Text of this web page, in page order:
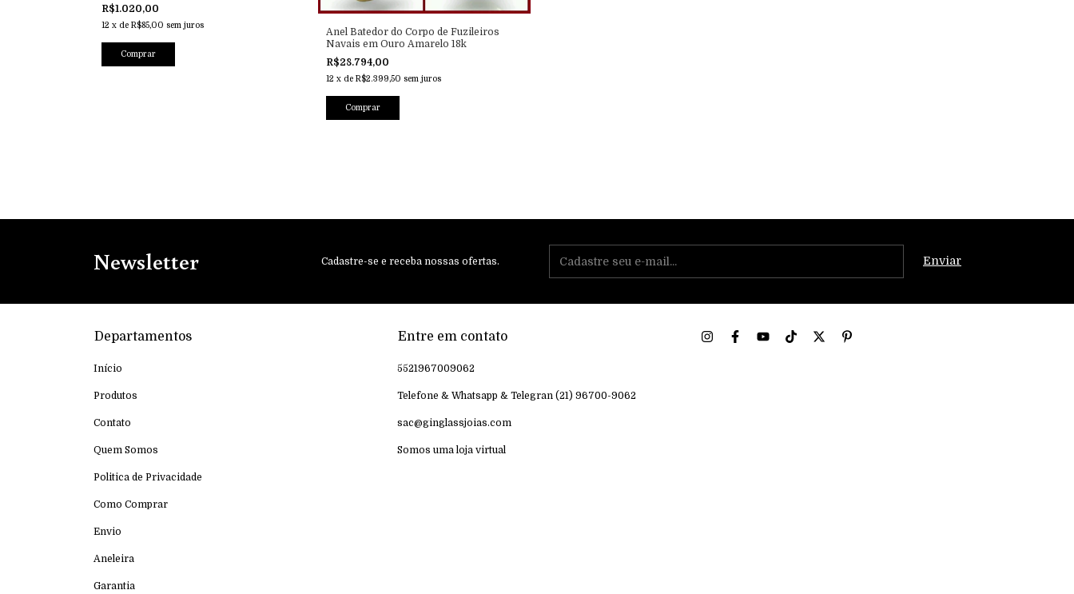
R$1.020,00
12 x de R$85,00 sem juros
Anel Batedor do Corpo de Fuzileiros
Navais em Ouro Amarelo 18k
R$28.794,00
12 x deR$2.399,50 sem juros
Newsletter Cadastre-se e receba nossas ofertas.
Departamentos
Início
Produtos
Contato
Quem Somos
Politica de Privacidade
Como Comprar
Envio
Aneleira
Garantia
Entre em contato
5521967009062
Telefone & Whatsapp & Telegran (21) 96700-9062
sac@ginglassjoias.com
Somos uma loja virtual